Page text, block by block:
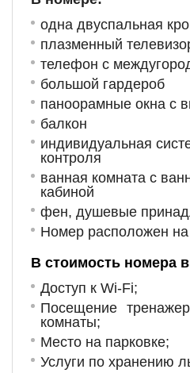
одна двуспальная
плазменный
телефон с
большой гардероб
паноорамные окна с
балкон
индивидуальная
контроля
ванная комната с
кабиной
фен, душевые
Номер расположен
В стоимость номера
Доступ к Wi-Fi;
Посещение
комнаты;
Место на парковке;
Услуги по хранению